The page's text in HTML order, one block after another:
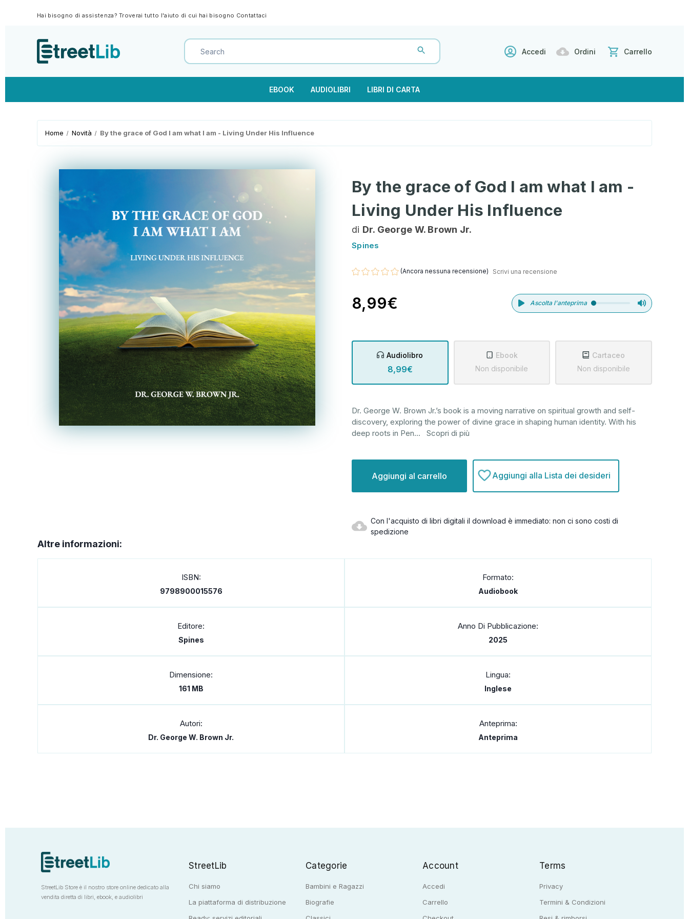
Hai bisogno di assistenza? Troverai tutto l'aiuto di cui hai bisogno Contattaci
Accedi Ordini Carrello
EBOOK AUDIOLIBRI LIBRI DI CARTA
Home Novità By the grace of God I am what I am - Living Under His Influence
By the grace of God I am what I am -
Living Under His Influence
di Dr. George W. Brown Jr.
Spines
(Ancora nessuna recensione) Scrivi una recensione
8,99€ Ascolta l'anteprima
Audiolibro
8,99€
Ebook
Non disponibile
Cartaceo
Non disponibile
Dr. George W. Brown Jr.’s book is a moving narrative on spiritual growth and self-
discovery, exploring the power of divine grace in shaping human identity. With his
deep roots in Pen... Scopri di più
attuale:
Aggiungi alla Lista dei desideri
Con l'acquisto di libri digitali il download è immediato: non ci sono costi di
spedizione
Altre informazioni:
ISBN:
9798900015576
Formato:
Audiobook
Editore:
Spines
Anno Di Pubblicazione:
2025
Dimensione:
161 MB
Lingua:
Inglese
Autori:
Dr. George W. Brown Jr.
Anteprima:
Anteprima
StreetLib Store è il nostro store online dedicato alla
vendita diretta di libri, ebook, e audiolibri
StreetLib
Chi siamo
La piattaforma di distribuzione
Categorie
Bambini e Ragazzi
Biografie
Account
Accedi
Carrello
Terms
Privacy
Termini & Condizioni